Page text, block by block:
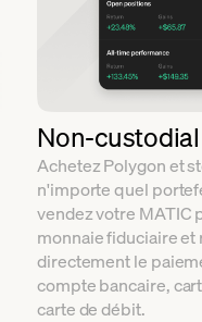
Non-custodial
Achetez Polygon et
n'importe quel
vendez votre MATIC
monnaie fiduciaire et
directement le
compte bancaire,
carte de débit.